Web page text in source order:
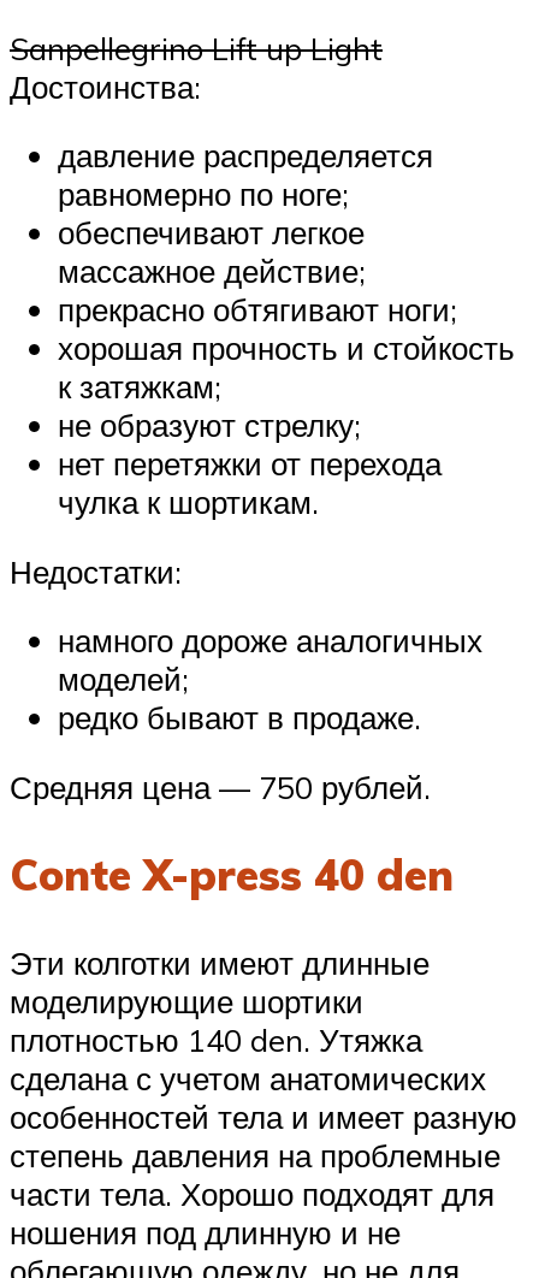
Sanpellegrino Lift up Light
Достоинства:
давление распределяется
равномерно по ноге;
обеспечивают легкое
массажное действие;
прекрасно обтягивают ноги;
хорошая прочность и стойкость
к затяжкам;
не образуют стрелку;
нет перетяжки от перехода
чулка к шортикам.
Недостатки:
намного дороже аналогичных
моделей;
редко бывают в продаже.
Средняя цена — 750 рублей.
Conte X-press 40 den
Эти колготки имеют длинные
моделирующие шортики
плотностью 140 den. Утяжка
сделана с учетом анатомических
особенностей тела и имеет разную
степень давления на проблемные
части тела. Хорошо подходят для
ношения под длинную и не